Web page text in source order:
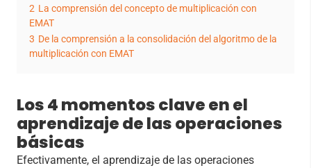
2 La comprensión del concepto de multiplicación con
EMAT
3 De la comprensión a la consolidación del algoritmo de la
multiplicación con EMAT
Los 4 momentos clave en el
aprendizaje de las operaciones
básicas
Efectivamente, el aprendizaje de las operaciones